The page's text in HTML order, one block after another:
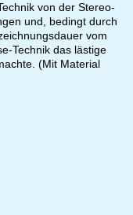
von der Stereo-
und, bedingt durch
vom
Technik das lästige
(Mit Material